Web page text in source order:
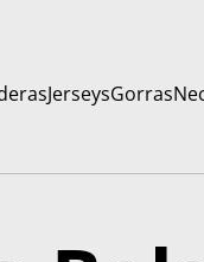
JerseysGorras